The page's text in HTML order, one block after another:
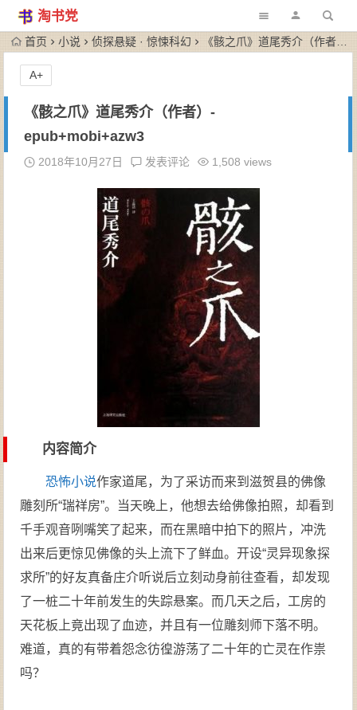
淘书党
首页 小说 侦探悬疑 · 惊悚科幻 《骸之爪》道尾秀介（作者）-epub+mobi+azw3
《骸之爪》道尾秀介（作者）-
epub+mobi+azw3
2018年10月27日 发表评论 1,508 views
内容简介
恐怖小说作家道尾，为了采访而来到滋贺县的佛像
雕刻所“瑞祥房”。当天晚上，他想去给佛像拍照，却看到
千手观音咧嘴笑了起来，而在黑暗中拍下的照片，冲洗
出来后更惊见佛像的头上流下了鲜血。开设“灵异现象探
求所”的好友真备庄介听说后立刻动身前往查看，却发现
了一桩二十年前发生的失踪悬案。而几天之后，工房的
天花板上竟出现了血迹，并且有一位雕刻师下落不明。
难道，真的有带着怨念彷徨游荡了二十年的亡灵在作祟
吗？
A+